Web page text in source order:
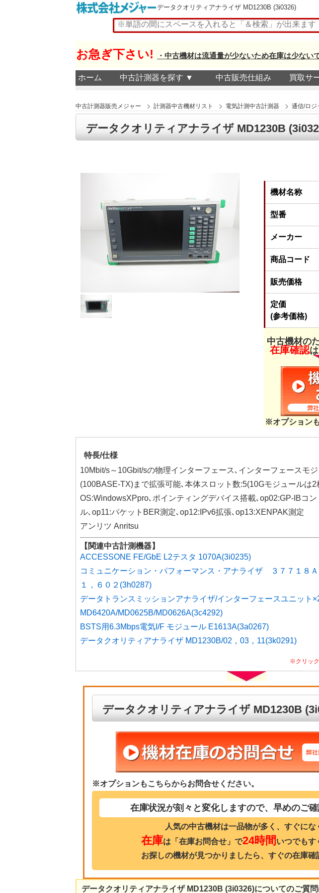
データクオリティアナライザ MD1230B (3i0326)
お急ぎ下さい! ・中古機材は流通量が少ないため在庫は少ない
ホーム 中古計測器を探す ▼ 中古販売仕組み 買取サ
中古計測器販売メジャー 計測器中古機材リスト 電気計測中古計測器 通信/ロジ
データクオリティアナライザ MD1230B
機材名称
型番
メーカー
商品コード
販売価格
定価
(参考価格)
中古機材の
在庫確認は
※オプション
特長/仕様
10Mbit/s～10Gbit/sの物理インターフェース､インターフェースモ
(100BASE-TX)まで拡張可能､本体スロット数:5(10Gモジュールは2
OS:WindowsXPpro､ポインティングデバイス搭載､op02:GP-IBコ
ル､op11:パケットBER測定､op12:IPv6拡張､op13:XENPAK測定
アンリツ Anritsu
【関連中古計測機器】
ACCESSONE FE/GbE L2テスタ 1070A(3i0235)
コミュニケーション・パフォーマンス・アナライザ ３７７１８
１，６０２(3h0287)
データトランスミッションアナライザ/インターフェースユニット
MD6420A/MD0625B/MD0626A(3c4292)
BSTS用6.3Mbps電気I/F モジュール E1613A(3a0267)
データクオリティアナライザ MD1230B/02，03，11(3k0291)
※クリッ
データクオリティアナライザ MD1230B
※オプションもこちらからお問合せください。
在庫状況が刻々と変化しますので、早めのご確
人気の中古機材は一品物が多く、すぐにな
在庫は「在庫お問合せ」で24時間 いつでもす
お探しの機材が見つかりましたら、すぐの在庫確
データクオリティアナライザ MD1230B (3i0326)についてのご質